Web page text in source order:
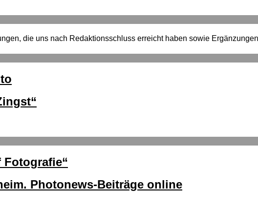
die uns nach Redaktionsschluss erreicht haben sowie
Fotografie“
Photonews-Beiträge online